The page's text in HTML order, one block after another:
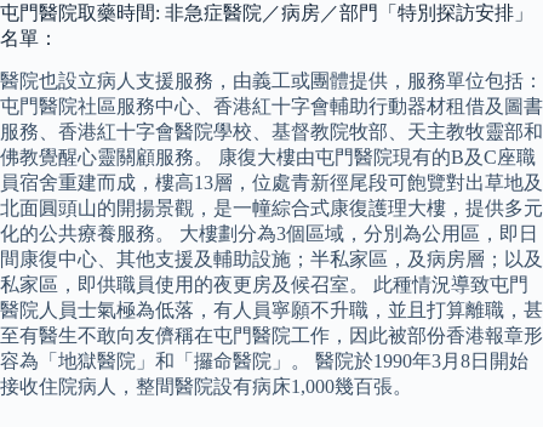
屯門醫院取藥時間: 非急症醫院／病房／部門「特別探訪安排」
名單：
醫院也設立病人支援服務，由義工或團體提供，服務單位包括：
屯門醫院社區服務中心、香港紅十字會輔助行動器材租借及圖書
服務、香港紅十字會醫院學校、基督教院牧部、天主教牧靈部和
佛教覺醒心靈關顧服務。 康復大樓由屯門醫院現有的B及C座職
員宿舍重建而成，樓高13層，位處青新徑尾段可飽覽對出草地及
北面圓頭山的開揚景觀，是一幢綜合式康復護理大樓，提供多元
化的公共療養服務。 大樓劃分為3個區域，分別為公用區，即日
間康復中心、其他支援及輔助設施；半私家區，及病房層；以及
私家區，即供職員使用的夜更房及候召室。 此種情況導致屯門
醫院人員士氣極為低落，有人員寧願不升職，並且打算離職，甚
至有醫生不敢向友儕稱在屯門醫院工作，因此被部份香港報章形
容為「地獄醫院」和「攞命醫院」。 醫院於1990年3月8日開始
接收住院病人，整間醫院設有病床1,000幾百張。